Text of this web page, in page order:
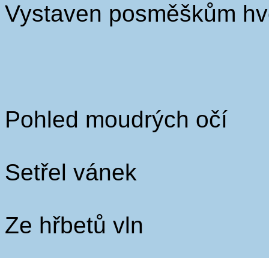
Vystaven posměškům
Pohled moudrých očí
Setřel vánek
Ze hřbetů vln